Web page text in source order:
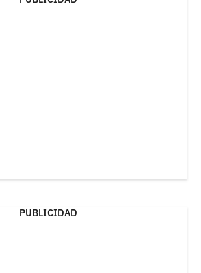
PUBLICIDAD